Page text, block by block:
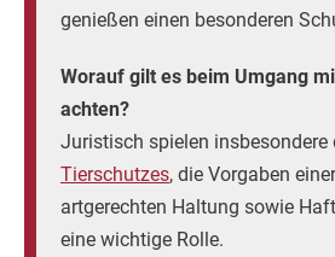
genießen einen besonderen
Worauf gilt es beim Umgang
achten?
Juristisch spielen insbesondere
Tierschutzes, die Vorgaben
artgerechten Haltung sowie
eine wichtige Rolle.